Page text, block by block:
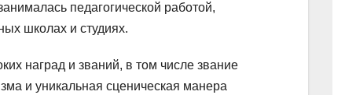
педагогической работой,
школах и студиях.
наград и званий, в том числе звание
и уникальная сценическая манера